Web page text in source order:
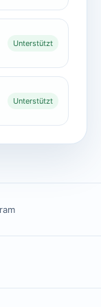
Unterstützt
Unterstützt